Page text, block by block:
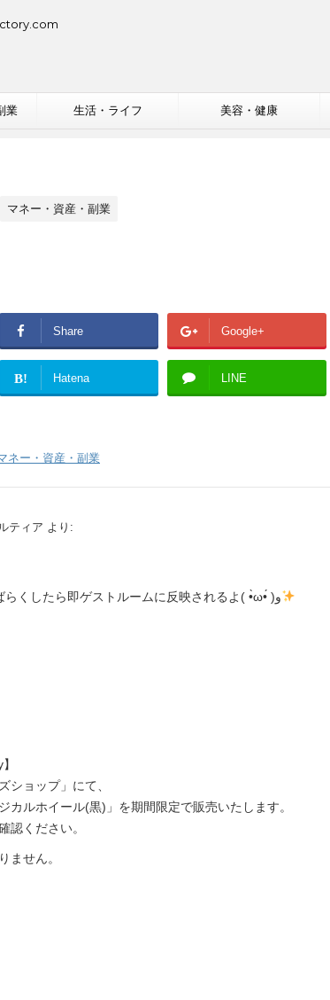
業 生活・ライフ 美容・健康
マネー・資産・副業
Share Google+
B! Hatena LINE
ネー・資産・副業
ティア より:
@mi_tan_dqx 日付変わってしばらくしたら即ゲストルームに反映されるよ( •̀ω•́ )و
ショップ」にて、
カルホイール(黒)」を期間限定で販売いたします。
認ください。
ません。